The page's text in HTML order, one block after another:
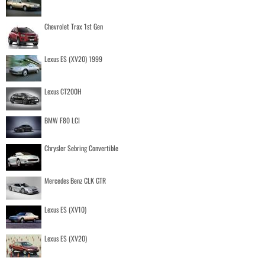
Chevrolet Trax 1st Gen
Lexus ES (XV20) 1999
Lexus CT200H
BMW F80 LCI
Chrysler Sebring Convertible
Mercedes Benz CLK GTR
Lexus ES (XV10)
Lexus ES (XV20)